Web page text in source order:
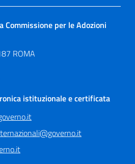
Commissione per le Adozioni
ROMA
istituzionale e certificata